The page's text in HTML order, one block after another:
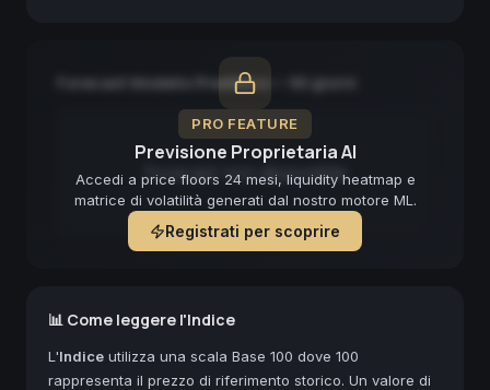
PRO FEATURE
Previsione Proprietaria AI
Accedi a price floors 24 mesi, liquidity heatmap e
matrice di volatilità generati dal nostro motore ML.
Registrati per scoprire
Forecast Modello Predittivo — 90 giorni
Forecast non disponibile
📊 Come leggere l'Indice
L'Indice utilizza una scala Base 100 dove 100
rappresenta il prezzo di riferimento storico. Un valore di